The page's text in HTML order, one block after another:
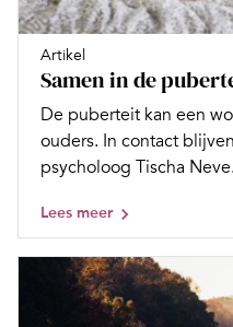
Artikel
Samen in de
De puberteit kan een
ouders. In contact
psycholoog Tischa
Lees meer